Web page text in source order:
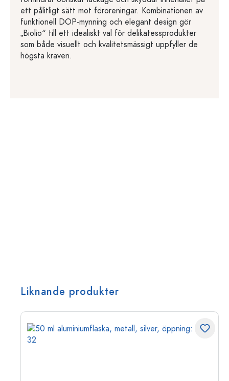
ett pålitligt sätt mot föroreningar. Kombinationen av
funktionell DOP-mynning och elegant design gör
„Biolio“ till ett idealiskt val för delikatessprodukter
som både visuellt och kvalitetsmässigt uppfyller de
högsta kraven.
Liknande produkter